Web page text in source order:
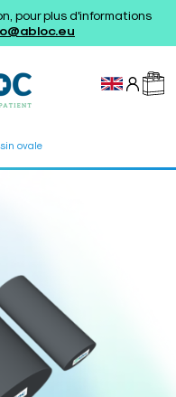
pour plus d'informations
ovale